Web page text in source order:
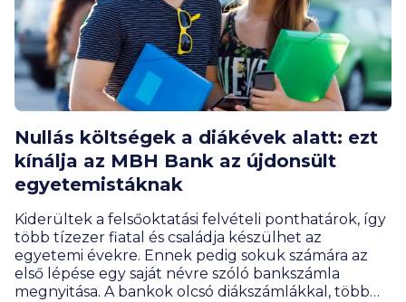
Nullás költségek a diákévek alatt: ezt
kínálja az MBH Bank az újdonsült
egyetemistáknak
Kiderültek a felsőoktatási felvételi ponthatárok, így
több tízezer fiatal és családja készülhet az
egyetemi évekre. Ennek pedig sokuk számára az
első lépése egy saját névre szóló bankszámla
megnyitása. A bankok olcsó diákszámlákkal, több